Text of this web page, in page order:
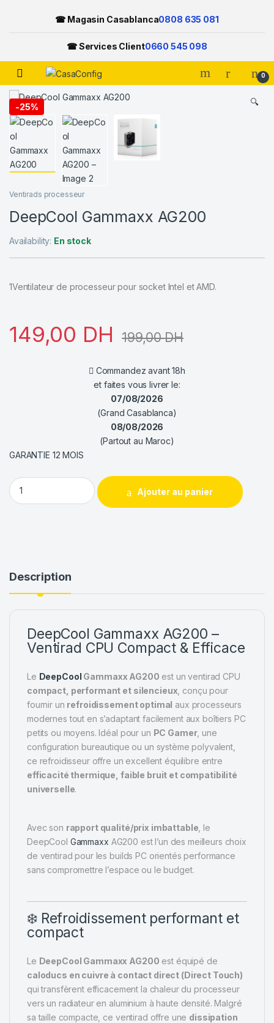
☎ Magasin Casablanca0808 635 081
☎ Services Client0660 545 098
Skip to navigation
Skip to content
Open 0
-25% 🔍
Ventirads processeur
DeepCool Gammaxx AG200
Availability: En stock
1Ventilateur de processeur pour socket Intel et AMD.
149,00 DH 199,00DH
Commandez avant 18h
et faites vous livrer le:
07/08/2026
(Grand Casablanca)
08/08/2026
(Partout au Maroc)
GARANTIE 12 MOIS
DeepCool Gammaxx AG200 quantity
Ajouter au panier
Description
DeepCool Gammaxx AG200 –
Ventirad CPU Compact & Efficace
Le DeepCool Gammaxx AG200 est un ventirad CPU
compact, performant et silencieux , conçu pour
fournir un refroidissement optimal aux processeurs
modernes tout en s’adaptant facilement aux boîtiers PC
petits ou moyens. Idéal pour un PC Gamer, une
configuration bureautique ou un système polyvalent,
ce refroidisseur offre un excellent équilibre entre
efficacité thermique, faible bruit et compatibilité
universelle.
Avec son rapport qualité/prix imbattable , le
DeepCool Gammaxx AG200 est l’un des meilleurs choix
de ventirad pour les builds PC orientés performance
sans compromettre l’espace ou le budget.
❄️ Refroidissement performant et
compact
Le DeepCool Gammaxx AG200 est équipé de
caloducs en cuivre à contact direct (Direct Touch)
qui transfèrent efficacement la chaleur du processeur
vers un radiateur en aluminium à haute densité. Malgré
sa taille compacte, ce ventirad offre une dissipation